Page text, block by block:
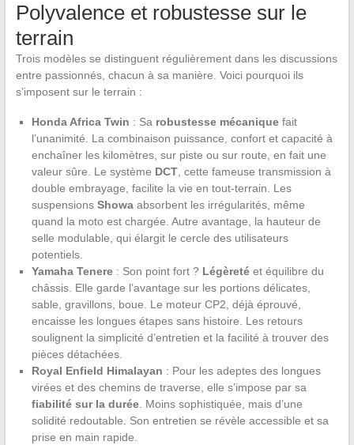
Polyvalence et robustesse sur le
terrain
Trois modèles se distinguent régulièrement dans les discussions
entre passionnés, chacun à sa manière. Voici pourquoi ils
s’imposent sur le terrain :
Honda Africa Twin : Sa robustesse mécaniquefait
l’unanimité. La combinaison puissance, confort et capacité à
enchaîner les kilomètres, sur piste ou sur route, en fait une
valeur sûre. Le système DCT, cette fameuse transmission à
double embrayage, facilite la vie en tout-terrain. Les
suspensions Showaabsorbent les irrégularités, même
quand la moto est chargée. Autre avantage, la hauteur de
selle modulable, qui élargit le cercle des utilisateurs
potentiels.
Yamaha Tenere: Son point fort ? Légèretéet équilibre du
châssis. Elle garde l’avantage sur les portions délicates,
sable, gravillons, boue. Le moteur CP2, déjà éprouvé,
encaisse les longues étapes sans histoire. Les retours
soulignent la simplicité d’entretien et la facilité à trouver des
pièces détachées.
Royal Enfield Himalayan : Pour les adeptes des longues
virées et des chemins de traverse, elle s’impose par sa
fiabilité sur la durée. Moins sophistiquée, mais d’une
solidité redoutable. Son entretien se révèle accessible et sa
prise en main rapide.